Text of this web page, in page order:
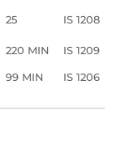
25 IS 1208
220 MIN
IS 1209
99 MIN IS 1206